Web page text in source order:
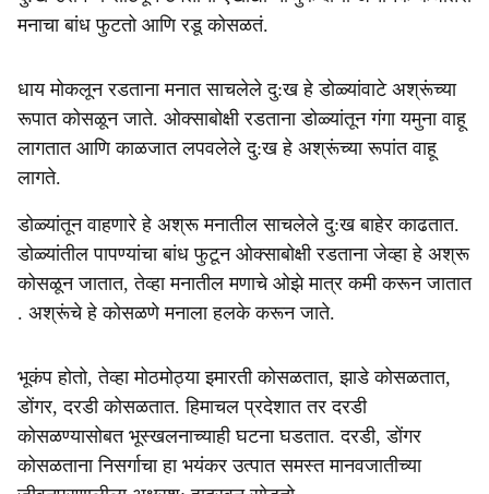
मनाचा बांध फुटतो आणि रडू कोसळतं.
धाय मोकलून रडताना मनात साचलेले दु:ख हे डोळ्यांवाटे अश्रूंच्या
रूपात कोसळून जाते. ओक्साबोक्षी रडताना डोळ्यांतून गंगा यमुना वाहू
लागतात आणि काळजात लपवलेले दु:ख हे अश्रूंच्या रूपांत वाहू
लागते.
डोळ्यांतून वाहणारे हे अश्रू मनातील साचलेले दु:ख बाहेर काढतात.
डोळ्यांतील पापण्यांचा बांध फुटून ओक्साबोक्षी रडताना जेव्हा हे अश्रू
कोसळून जातात, तेव्हा मनातील मणाचे ओझे मात्र कमी करून जातात
. अश्रूंचे हे कोसळणे मनाला हलके करून जाते.
भूकंप होतो, तेव्हा मोठमोठ्या इमारती कोसळतात, झाडे कोसळतात,
डोंगर, दरडी कोसळतात. हिमाचल प्रदेशात तर दरडी
कोसळण्यासोबत भूस्खलनाच्याही घटना घडतात. दरडी, डोंगर
कोसळताना निसर्गाचा हा भयंकर उत्पात समस्त मानवजातीच्या